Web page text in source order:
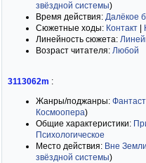
звёздной системы)
Время действия: Далёкое
Сюжетные ходы: Контакт
Линейность сюжета:
Возраст читателя: Любой
3113062m :
Жанры/поджанры:
Космоопера)
Общие характеристики:
Психологическое
Место действия: Вне Земли
звёздной системы)